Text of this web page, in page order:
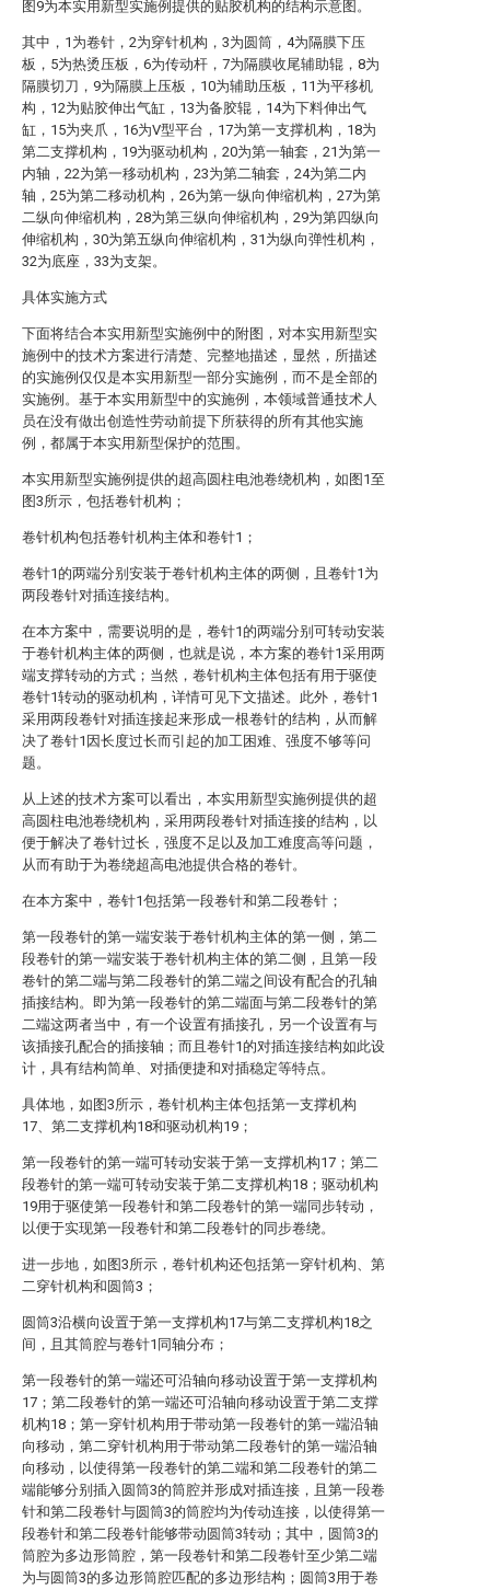
图9为本实用新型实施例提供的贴胶机构的结构示意图。
其中，1为卷针，2为穿针机构，3为圆筒，4为隔膜下压
板，5为热烫压板，6为传动杆，7为隔膜收尾辅助辊，8为
隔膜切刀，9为隔膜上压板，10为辅助压板，11为平移机
构，12为贴胶伸出气缸，13为备胶辊，14为下料伸出气
缸，15为夹爪，16为V型平台，17为第一支撑机构，18为
第二支撑机构，19为驱动机构，20为第一轴套，21为第一
内轴，22为第一移动机构，23为第二轴套，24为第二内
轴，25为第二移动机构，26为第一纵向伸缩机构，27为第
二纵向伸缩机构，28为第三纵向伸缩机构，29为第四纵向
伸缩机构，30为第五纵向伸缩机构，31为纵向弹性机构，
32为底座，33为支架。
具体实施方式
下面将结合本实用新型实施例中的附图，对本实用新型实
施例中的技术方案进行清楚、完整地描述，显然，所描述
的实施例仅仅是本实用新型一部分实施例，而不是全部的
实施例。基于本实用新型中的实施例，本领域普通技术人
员在没有做出创造性劳动前提下所获得的所有其他实施
例，都属于本实用新型保护的范围。
本实用新型实施例提供的超高圆柱电池卷绕机构，如图1至
图3所示，包括卷针机构；
卷针机构包括卷针机构主体和卷针1；
卷针1的两端分别安装于卷针机构主体的两侧，且卷针1为
两段卷针对插连接结构。
在本方案中，需要说明的是，卷针1的两端分别可转动安装
于卷针机构主体的两侧，也就是说，本方案的卷针1采用两
端支撑转动的方式；当然，卷针机构主体包括有用于驱使
卷针1转动的驱动机构，详情可见下文描述。此外，卷针1
采用两段卷针对插连接起来形成一根卷针的结构，从而解
决了卷针1因长度过长而引起的加工困难、强度不够等问
题。
从上述的技术方案可以看出，本实用新型实施例提供的超
高圆柱电池卷绕机构，采用两段卷针对插连接的结构，以
便于解决了卷针过长，强度不足以及加工难度高等问题，
从而有助于为卷绕超高电池提供合格的卷针。
在本方案中，卷针1包括第一段卷针和第二段卷针；
第一段卷针的第一端安装于卷针机构主体的第一侧，第二
段卷针的第一端安装于卷针机构主体的第二侧，且第一段
卷针的第二端与第二段卷针的第二端之间设有配合的孔轴
插接结构。即为第一段卷针的第二端面与第二段卷针的第
二端这两者当中，有一个设置有插接孔，另一个设置有与
该插接孔配合的插接轴；而且卷针1的对插连接结构如此设
计，具有结构简单、对插便捷和对插稳定等特点。
具体地，如图3所示，卷针机构主体包括第一支撑机构
17、第二支撑机构18和驱动机构19；
第一段卷针的第一端可转动安装于第一支撑机构17；第二
段卷针的第一端可转动安装于第二支撑机构18；驱动机构
19用于驱使第一段卷针和第二段卷针的第一端同步转动，
以便于实现第一段卷针和第二段卷针的同步卷绕。
进一步地，如图3所示，卷针机构还包括第一穿针机构、第
二穿针机构和圆筒3；
圆筒3沿横向设置于第一支撑机构17与第二支撑机构18之
间，且其筒腔与卷针1同轴分布；
第一段卷针的第一端还可沿轴向移动设置于第一支撑机构
17；第二段卷针的第一端还可沿轴向移动设置于第二支撑
机构18；第一穿针机构用于带动第一段卷针的第一端沿轴
向移动，第二穿针机构用于带动第二段卷针的第一端沿轴
向移动，以使得第一段卷针的第二端和第二段卷针的第二
端能够分别插入圆筒3的筒腔并形成对插连接，且第一段卷
针和第二段卷针与圆筒3的筒腔均为传动连接，以使得第一
段卷针和第二段卷针能够带动圆筒3转动；其中，圆筒3的
筒腔为多边形筒腔，第一段卷针和第二段卷针至少第二端
为与圆筒3的多边形筒腔匹配的多边形结构；圆筒3用于卷